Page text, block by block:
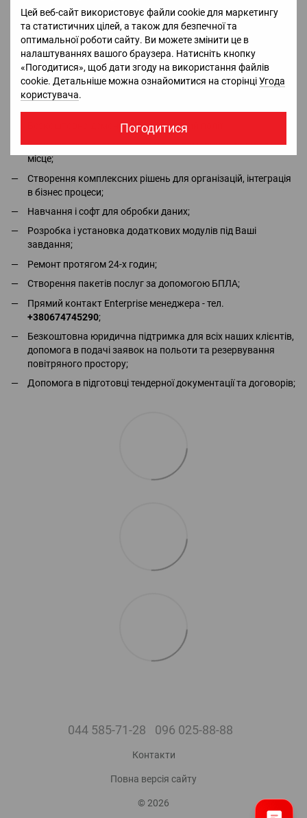
Цей веб-сайт використовує файли cookie для маркетингу
та статистичних цілей, а також для безпечної та
оптимальної роботи сайту. Ви можете змінити це в
налаштуваннях вашого браузера. Натисніть кнопку
«Погодитися», щоб дати згоду на використання файлів
cookie. Детальніше можна ознайомитися на сторінціУгода
користувача.
Погодитися
Доставка Оплата Гарантія Повернення
Офіціальний імпортер та дистрибьютор в Україні брендів
DJI, Bluetti, Jackery - в наявності всі сертифікати та дозволи;
Безкоштовна консультація та повний асортимент в місцях
Безкоштовна демонстрація і тестовий політ;
Безкоштовна доставка пристрою замовнику та виїзд на
місце;
Створення комплексних рішень для організацій, інтеграція
в бізнес процеси;
Навчання і софт для обробки даних;
Розробка і установка додаткових модулів під Ваші
завдання;
Ремонт протягом 24-х годин;
Створення пакетів послуг за допомогою БПЛА;
Прямий контакт Enterprise менеджера - тел.
+380674745290;
Безкоштовна юридична підтримка для всіх наших клієнтів,
допомога в подачі заявок на польоти та резервування
повітряного простору;
Допомога в підготовці тендерної документації та договорів;
044 585-71-28 096 025-88-88
Контакти
Повна версія сайту
© 2026